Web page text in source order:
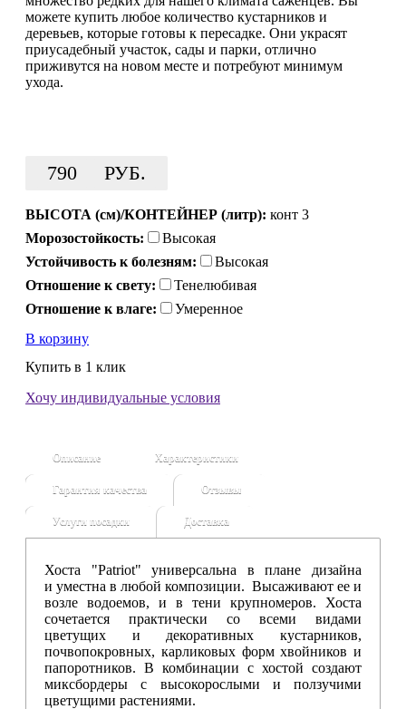
можете купить любое количество кустарников и
деревьев, которые готовы к пересадке. Они украсят
приусадебный участок, сады и парки, отлично
приживутся на новом месте и потребуют минимум
ухода.
790 РУБ.
ВЫСОТА (см)/КОНТЕЙНЕР (литр): конт 3
Морозостойкость:
Высокая
Устойчивость к болезням:
Высокая
Отношение к свету:
Тенелюбивая
Отношение к влаге:
Умеренное
В корзину
Купить в 1 клик
Хочу индивидуальные условия
Описание Характеристики
Гарантия качества Отзывы
Услуги посадки Доставка
Хоста "Patriot" универсальна в плане дизайна
и уместна в любой композиции. Высаживают ее и
возле водоемов, и в тени крупномеров. Хоста
сочетается практически со всеми видами
цветущих и декоративных кустарников,
почвопокровных, карликовых форм хвойников и
папоротников. В комбинации с хостой создают
миксбордеры с высокорослыми и ползучими
цветущими растениями.